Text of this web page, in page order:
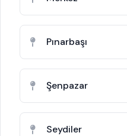
Pınarbaşı
Şenpazar
Seydiler